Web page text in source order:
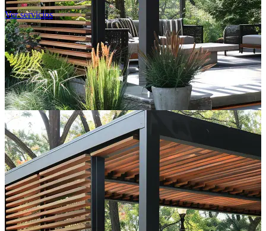
Ver servicios